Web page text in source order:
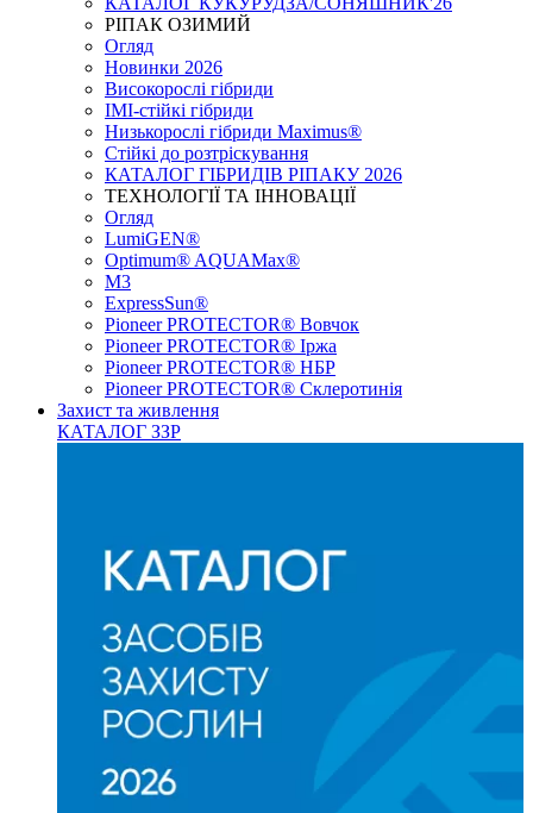
РІПАК ОЗИМИЙ
Огляд
Новинки 2026
Високорослі гібриди
IMI-стійкі гібриди
Низькорослі гібриди Maximus®
Стійкі до розтріскування
КАТАЛОГ ГІБРИДІВ РІПАКУ 2026
ТЕХНОЛОГІЇ ТА ІННОВАЦІЇ
Огляд
LumiGEN®
Optimum® AQUAMax®
М3
ExpressSun®
Pioneer PROTECTOR® Вовчок
Pioneer PROTECTOR® Іржа
Pioneer PROTECTOR® НБР
Pioneer PROTECTOR® Склеротинія
Захист та живлення
КАТАЛОГ ЗЗР